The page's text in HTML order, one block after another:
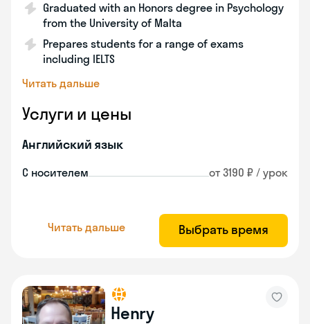
Graduated with an Honors degree in Psychology
from the University of Malta
Prepares students for a range of exams
including IELTS
Читать дальше
Услуги и цены
Английский язык
С носителем от 3190 ₽ / урок
Читать дальше Выбрать время
Henry